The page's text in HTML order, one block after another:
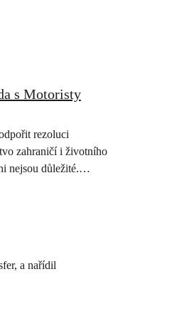
s Motoristy
rezoluci
zahraničí i životního
nejsou důležité.
a nařídil